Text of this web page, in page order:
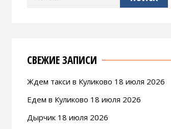
СВЕЖИЕ ЗАПИСИ
Ждем такси в Куликово 18 июля 2026
Едем в Куликово 18 июля 2026
Дырчик 18 июля 2026